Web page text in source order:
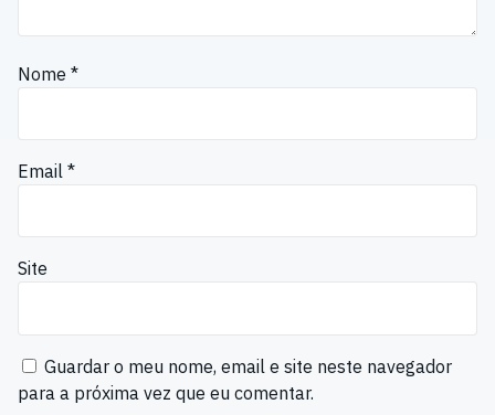
Nome *
Email *
Site
Guardar o meu nome, email e site neste navegador
para a próxima vez que eu comentar.